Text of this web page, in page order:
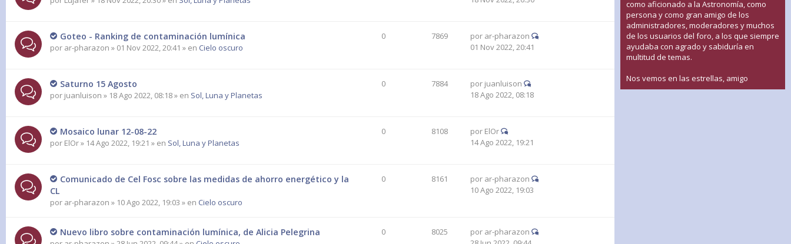
Goteo - Ranking de contaminación lumínica
por ar-pharazon » 01 Nov 2022, 20:41 » en Cielo oscuro
0 7869 por ar-pharazon
01 Nov 2022, 20:41
Saturno 15 Agosto
por juanluison » 18 Ago 2022, 08:18 » en Sol, Luna y Planetas
0 7884 por juanluison
18 Ago 2022, 08:18
Mosaico lunar 12-08-22
por ElOr» 14 Ago 2022, 19:21 » en Sol, Luna y Planetas
0 8108 por ElOr
14 Ago 2022, 19:21
Comunicado de Cel Fosc sobre las medidas de ahorro energético y la
CL
por ar-pharazon » 10 Ago 2022, 19:03 » en Cielo oscuro
0 8161 por ar-pharazon
10 Ago 2022, 19:03
Nuevo libro sobre contaminación lumínica, de Alicia Pelegrina 0 8025 por ar-pharazon
como aficionado a la Astronomía, como
persona y como gran amigo de los
administradores, moderadores y muchos
de los usuarios del foro, a los que siempre
ayudaba con agrado y sabiduría en
multitud de temas.
Nos vemos en las estrellas, amigo